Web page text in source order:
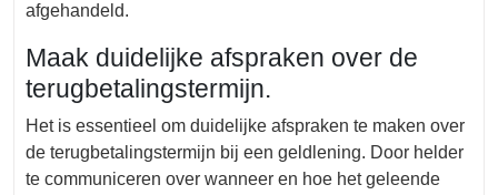
afgehandeld.
Maak duidelijke afspraken over de
terugbetalingstermijn.
Het is essentieel om duidelijke afspraken te maken over
de terugbetalingstermijn bij een geldlening. Door helder
te communiceren over wanneer en hoe het geleende